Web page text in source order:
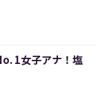
1女子アナ！塩